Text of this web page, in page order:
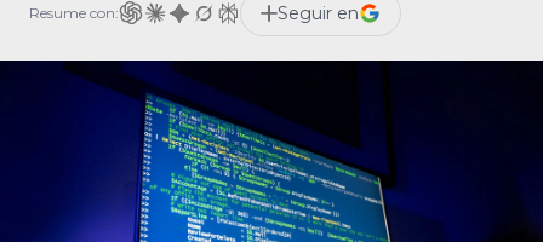
Resume con: Seguir en